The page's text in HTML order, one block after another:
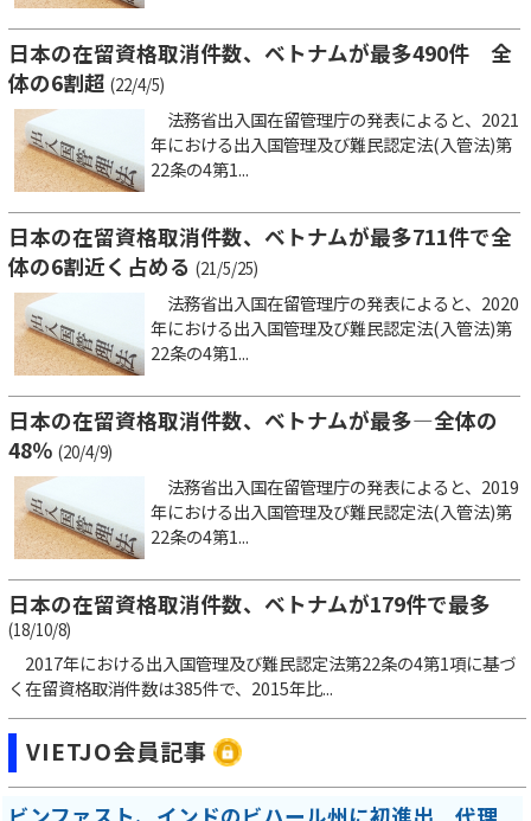
日本の在留資格取消件数、ベトナムが最多490件 全
体の6割超 (22/4/5)
法務省出入国在留管理庁の発表によると、2021
年における出入国管理及び難民認定法(入管法)第
22条の4第1...
日本の在留資格取消件数、ベトナムが最多711件で全
体の6割近く占める (21/5/25)
法務省出入国在留管理庁の発表によると、2020
年における出入国管理及び難民認定法(入管法)第
22条の4第1...
日本の在留資格取消件数、ベトナムが最多―全体の
48％ (20/4/9)
法務省出入国在留管理庁の発表によると、2019
年における出入国管理及び難民認定法(入管法)第
22条の4第1...
日本の在留資格取消件数、ベトナムが179件で最多
(18/10/8)
2017年における出入国管理及び難民認定法第22条の4第1項に基づ
く在留資格取消件数は385件で、2015年比...
VIETJO会員記事